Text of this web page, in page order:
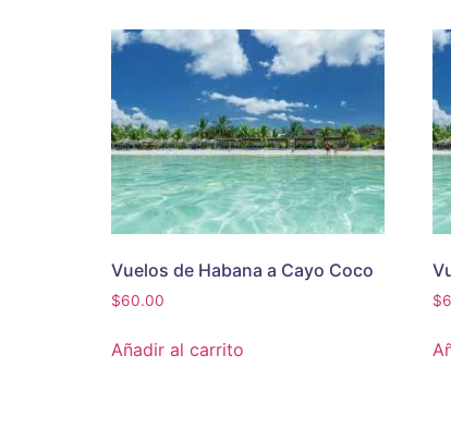
Vuelos de Habana a Cayo Coco
$60.00
Añadir al carrito
$